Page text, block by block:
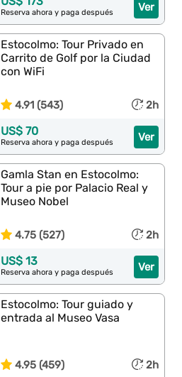
Ver
Reserva ahora y paga después
Estocolmo: Tour Privado en
Carrito de Golf por la Ciudad
con WiFi
4.91 (543) 2h
Ver
US$ 70
Reserva ahora y paga después
Gamla Stan en Estocolmo:
Tour a pie por Palacio Real y
Museo Nobel
4.75 (527) 2h
Ver
US$ 13
Reserva ahora y paga después
Estocolmo: Tour guiado y
entrada al Museo Vasa
4.95 (459) 2h